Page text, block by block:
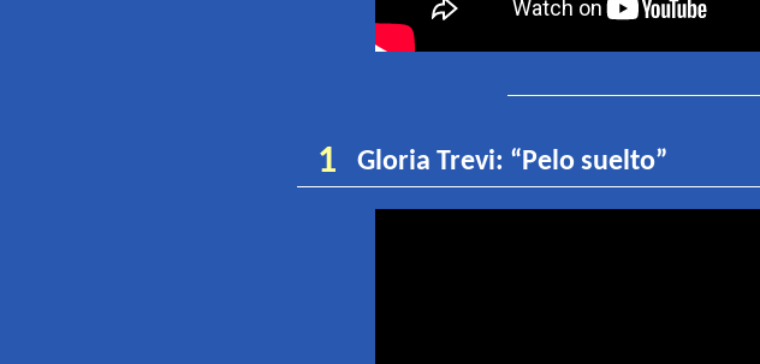
1 Gloria Trevi: “Pelo suelto”